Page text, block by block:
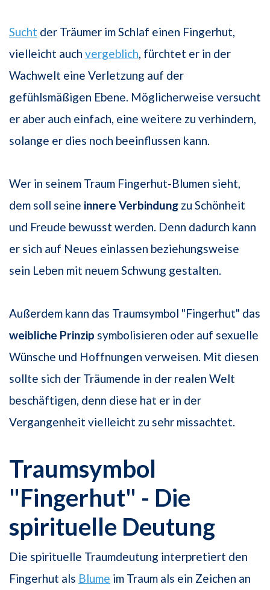
Sucht der Träumer im Schlaf einen Fingerhut,
vielleicht auch vergeblich , fürchtet er in der
Wachwelt eine Verletzung auf der
gefühlsmäßigen Ebene. Möglicherweise versucht
er aber auch einfach, eine weitere zu verhindern,
solange er dies noch beeinflussen kann.
Wer in seinem Traum Fingerhut-Blumen sieht,
dem soll seine innere Verbindung zu Schönheit
und Freude bewusst werden. Denn dadurch kann
er sich auf Neues einlassen beziehungsweise
sein Leben mit neuem Schwung gestalten.
Außerdem kann das Traumsymbol "Fingerhut" das
weibliche Prinzip symbolisieren oder auf sexuelle
Wünsche und Hoffnungen verweisen. Mit diesen
sollte sich der Träumende in der realen Welt
beschäftigen, denn diese hat er in der
Vergangenheit vielleicht zu sehr missachtet.
Traumsymbol
"Fingerhut" - Die
spirituelle Deutung
Die spirituelle Traumdeutung interpretiert den
Fingerhut als Blume im Traum als ein Zeichen an